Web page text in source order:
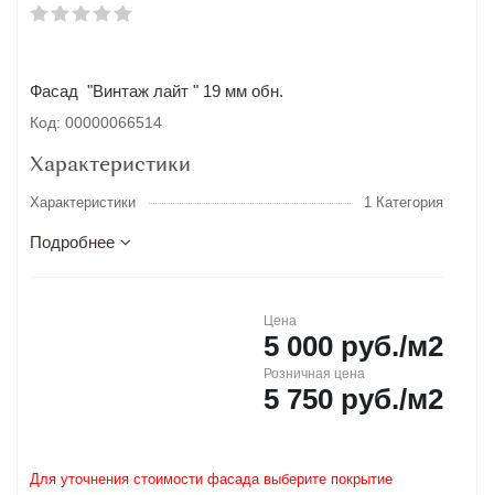
Фасад "Винтаж лайт " 19 мм обн.
Код: 00000066514
Характеристики
Характеристики 1 Категория
Подробнее
Цена
5 000 руб./м2
Розничная цена
5 750 руб./м2
Для уточнения стоимости фасада выберите покрытие